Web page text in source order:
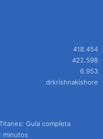
418.454
422.598
6.953
drkrishnakishore
Guía completa
minutos